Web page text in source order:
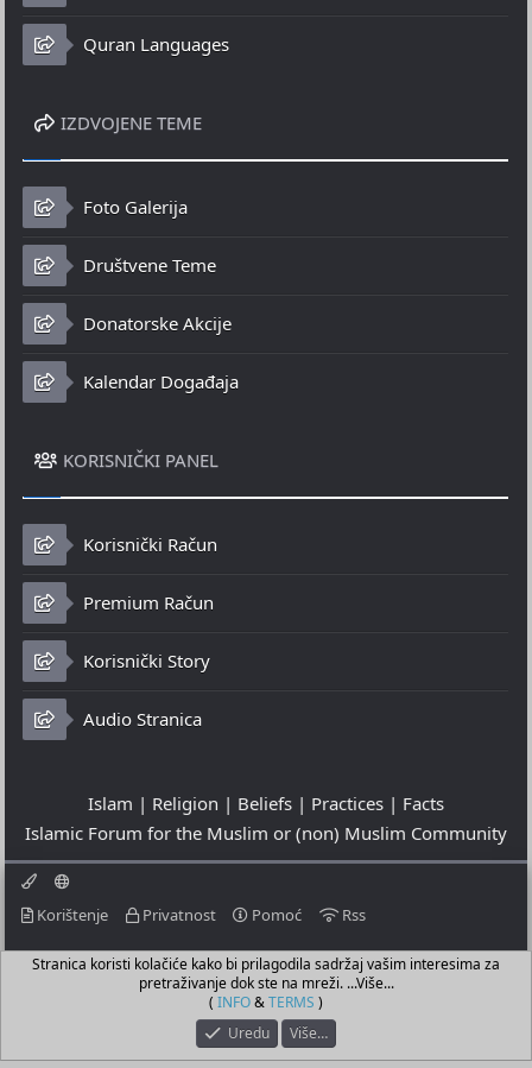
Quran Languages
IZDVOJENE TEME
Foto Galerija
Društvene Teme
Donatorske Akcije
Kalendar Događaja
KORISNIČKI PANEL
Korisnički Račun
Premium Račun
Korisnički Story
Audio Stranica
Islam | Religion | Beliefs | Practices | Facts
Islamic Forum for the Muslim or (non) Muslim Community
Korištenje Privatnost Pomoć Rss
© 2023 - 07-08-2026
© Islamic Community Platform ®
Stranica koristi kolačiće kako bi prilagodila sadržaj vašim interesima za
pretraživanje dok ste na mreži. ...Više...
( INFO&TERMS )
Uredu
Više…